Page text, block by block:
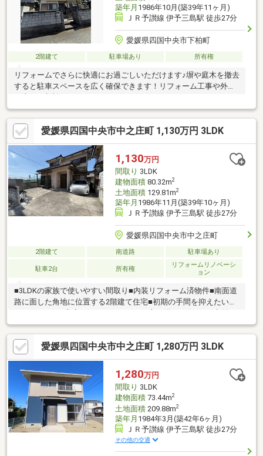
築年月 1986年10月(築39年11ヶ月)
ＪＲ予讃線 伊予三島駅 徒歩27分
愛媛県四国中央市下柏町
2階建て 駐車場あり 所有権
リフォームでさらに快適にお過ごしいただけます♪塀や庭木を撤去
すると駐車スペースを広く確保できます！リフォーム工事や外構
愛媛県四国中央市中之庄町 1,130万円 3LDK
1,130万円
間取り 3LDK
建物面積80.32m2
土地面積129.81m2
築年月 1986年11月(築39年10ヶ月)
ＪＲ予讃線 伊予三島駅 徒歩27分
愛媛県四国中央市中之庄町
2階建て 南道路 駐車場あり
駐車2台 所有権
リフォームリノベーシ
ョン
■3LDKの家族で使いやすい間取り■内装リフォーム済物件■南面道
路に面した角地に位置する2階建て住宅■初期の手間を抑えたい方
ペースも確保され、整理しやすい構成■周辺交通量が比較的少な
く、落ち着いた環境■TVモニター付インターホンで来客対応もし
やすい■駐車場2台分確保で安心□中之庄小学校まで徒歩約12分□三
島西中学校まで徒歩約10分
愛媛県四国中央市中之庄町 1,280万円 3LDK
1,280万円
間取り 3LDK
建物面積73.44m2
土地面積209.88m2
築年月 1984年3月(築42年6ヶ月)
ＪＲ予讃線 伊予三島駅 徒歩27分
その他の交通